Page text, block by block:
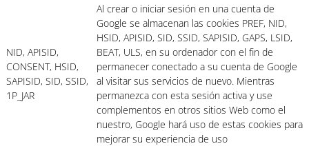
NID, APISID,
CONSENT, HSID,
SAPISID, SID, SSID,
1P_JAR
Al crear o iniciar sesión en una cuenta de
Google se almacenan las cookies PREF, NID,
HSID, APISID, SID, SSID, SAPISID, GAPS, LSID,
BEAT, ULS, en su ordenador con el fin de
permanecer conectado a su cuenta de Google
al visitar sus servicios de nuevo. Mientras
permanezca con esta sesión activa y use
complementos en otros sitios Web como el
nuestro, Google hará uso de estas cookies para
mejorar su experiencia de uso